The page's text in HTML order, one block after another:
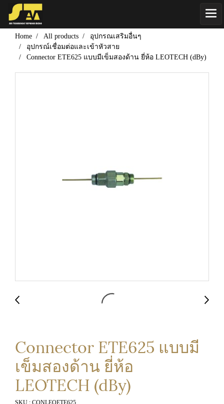
Home All products
อุปกรณเสริมอื่นๆ
อุปกรณ์เชื่อมต่อและเข้าหัวสาย
Connector ETE625 แบบมีเข็มสองด้าน ยี่ห้อ LEOTECH (dBy)
Connector ETE625 แบบมี
เข็มสองด้าน ยี่ห้อ
LEOTECH (dBy)
SKU : CONLEOETE625